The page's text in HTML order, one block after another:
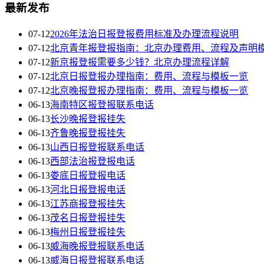
最新发布
07-122026年法治日报登报费用标准及办理流程说明
07-12北京青年报登报指南：北京办理费用、流程及声明
07-12新京报登报需要多少钱？北京办理流程详解
07-12北京日报登报办理指南：费用、流程与模板一览
07-12北京晚报登报办理指南：费用、流程与模板一览
06-13海南特区报登报联系电话
06-13长沙晚报登报挂失
06-13齐鲁晚报登报挂失
06-13山西日报登报联系电话
06-13西部法治报登报电话
06-13娄底日报登报电话
06-13河北日报登报电话
06-13江苏商报登报挂失
06-13茂名日报登报挂失
06-13梅州日报登报挂失
06-13威海晚报登报联系电话
06-13威海日报登报联系电话